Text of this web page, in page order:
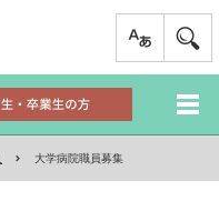
大学病院職員募集